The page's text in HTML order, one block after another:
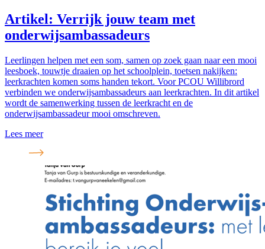
Artikel: Verrijk jouw team met
onderwijsambassadeurs
Leerlingen helpen met een som, samen op zoek gaan naar een mooi
leesboek, touwtje draaien op het schoolplein, toetsen nakijken:
leerkrachten komen soms handen tekort. Voor PCOU Willibrord
verbinden we onderwijsambassadeurs aan leerkrachten. In dit artikel
wordt de samenwerking tussen de leerkracht en de
onderwijsambassadeur mooi omschreven.
Lees meer